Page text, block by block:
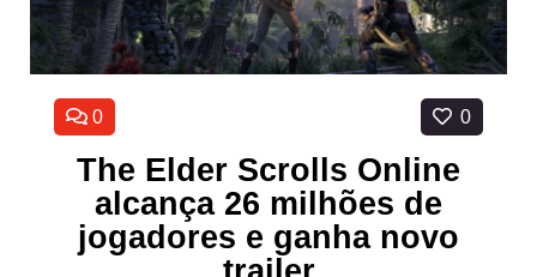
0 0
The Elder Scrolls Online
alcança 26 milhões de
jogadores e ganha novo